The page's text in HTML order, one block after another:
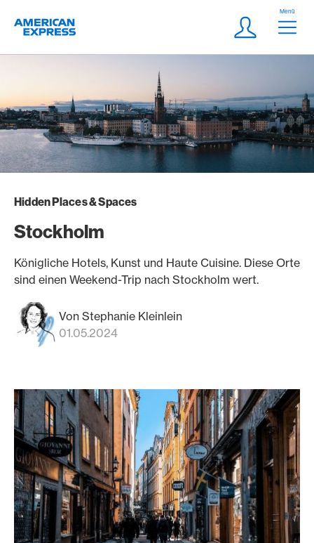
Logo
Meta
Login
Menü
Hidden Places & Spaces
Stockholm
Königliche Hotels, Kunst und Haute Cuisine. Diese Orte
sind einen Weekend-Trip nach Stockholm wert.
Von Stephanie Kleinlein
01.05.2024